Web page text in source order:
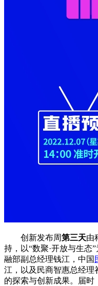
创新发布周第三天由
持，以“数聚·开放与生态
融部副总经理钱江，中国
江，以及民商智惠总经理
的探索与创新成果。届时